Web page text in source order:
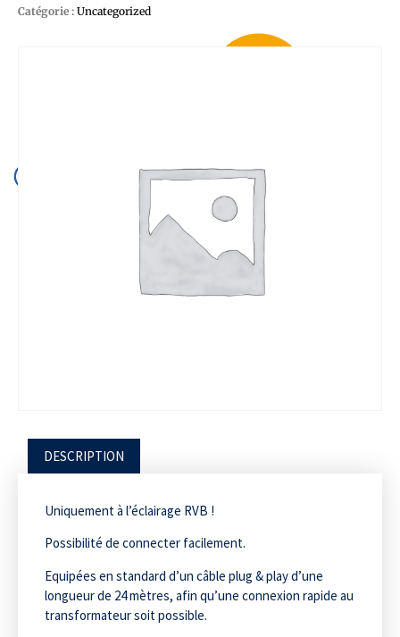
Catégorie : Uncategorized
DESCRIPTION
Uniquement à l’éclairage RVB !
Possibilité de connecter facilement.
Equipées en standard d’un câble plug & play d’une
longueur de 24 mètres, afin qu’une connexion rapide au
transformateur soit possible.